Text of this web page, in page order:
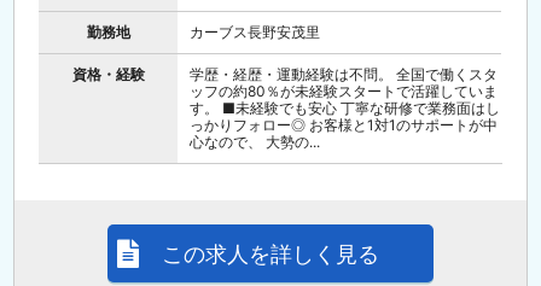
勤務地 カーブス長野安茂里
資格・経験
学歴・経歴・運動経験は不問。 全国で働くスタ
ッフの約80％が未経験スタートで活躍していま
す。 ■未経験でも安心 丁寧な研修で業務面はし
っかりフォロー◎ お客様と1対1のサポートが中
心なので、 大勢の...
この求人を詳しく見る